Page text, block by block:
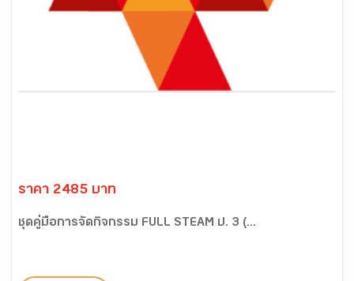
ราคา 2485 บาท
ชุดคู่มือการจัดกิจกรรม FULL STEAM ป. 3 (...